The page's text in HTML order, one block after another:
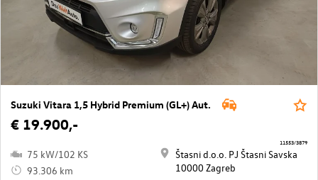
Suzuki Vitara 1,5 Hybrid Premium (GL+) Aut.
€ 19.900,-
75 kW/102 KS
93.306 km
Štasni d.o.o. PJ Štasni Savska
10000 Zagreb
11553/3879